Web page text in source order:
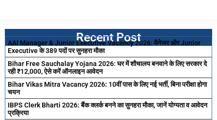
Recent Post
AAI Manager & Junior Executive Vacancy 2026: मैनेजर और Junior
Executive के 389 पदों पर सुनहरा मौका
Bihar Free Sauchalay Yojana 2026: घर में शौचालय बनवाने के लिए सरकार दे
रही ₹12,000, ऐसे करें ऑनलाइन आवेदन
Bihar Vikas Mitra Vacancy 2026: 10वीं पास के लिए नई भर्ती, बिना परीक्षा होगा
चयन
IBPS Clerk Bharti 2026: बैंक क्लर्क बनने का सुनहरा मौका, जानें योग्यता व आवेदन
प्रक्रिया